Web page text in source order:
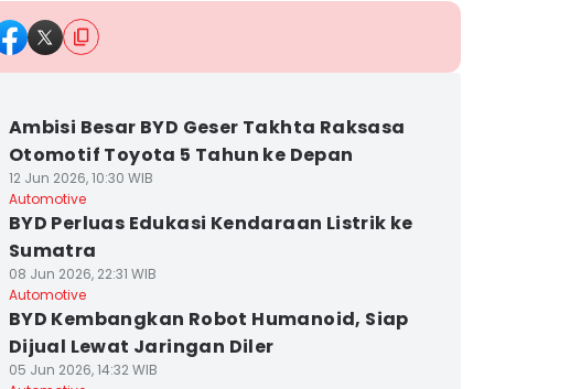
Ambisi Besar BYD Geser Takhta Raksasa
Otomotif Toyota 5 Tahun ke Depan
12 Jun 2026, 10:30 WIB
Automotive
BYD Perluas Edukasi Kendaraan Listrik ke
Sumatra
08 Jun 2026, 22:31 WIB
Automotive
BYD Kembangkan Robot Humanoid, Siap
Dijual Lewat Jaringan Diler
05 Jun 2026, 14:32 WIB